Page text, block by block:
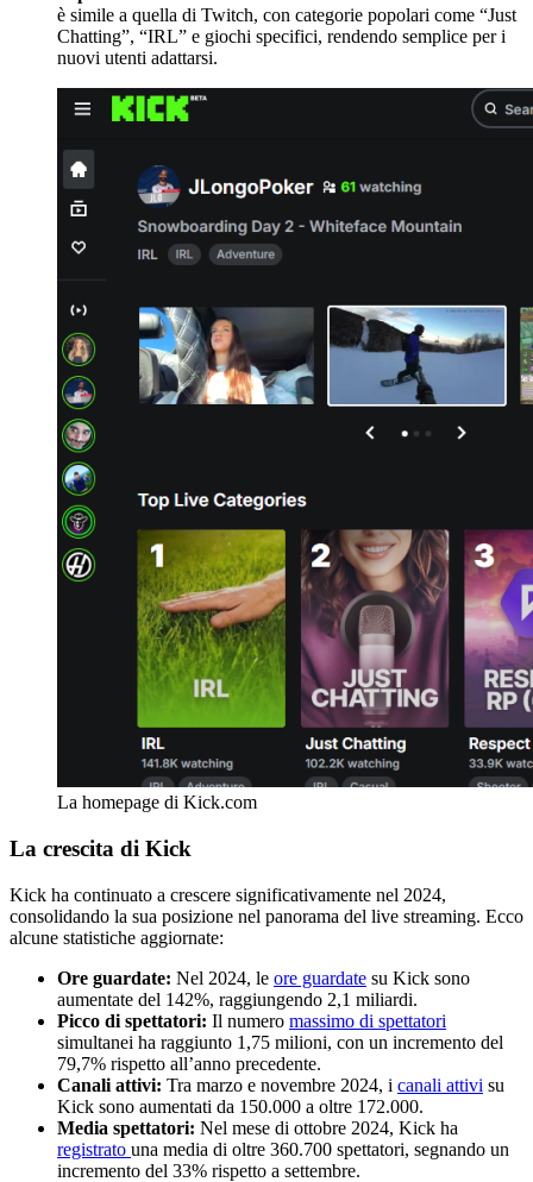
è simile a quella di Twitch, con categorie popolari come “Just
Chatting”, “IRL” e giochi specifici, rendendo semplice per i
nuovi utenti adattarsi.
La homepage di Kick.com
La crescita di Kick
Kick ha continuato a crescere significativamente nel 2024,
consolidando la sua posizione nel panorama del live streaming. Ecco
alcune statistiche aggiornate:
Ore guardate: Nel 2024, le ore guardate su Kick sono
aumentate del 142%, raggiungendo 2,1 miliardi.
Picco di spettatori: Il numero massimo di spettatori
simultanei ha raggiunto 1,75 milioni, con un incremento del
79,7% rispetto all’anno precedente.
Canali attivi: Tra marzo e novembre 2024, i canali attivi su
Kick sono aumentati da 150.000 a oltre 172.000.
Media spettatori: Nel mese di ottobre 2024, Kick ha
registrato una media di oltre 360.700 spettatori, segnando un
incremento del 33% rispetto a settembre.